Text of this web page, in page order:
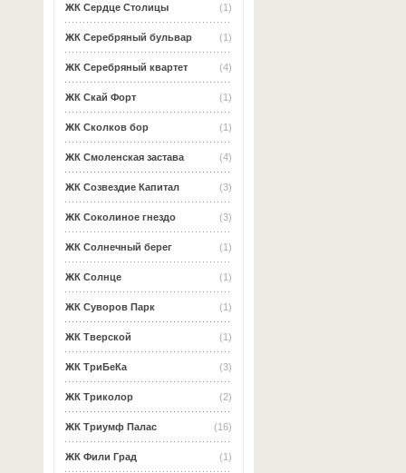
(1)
ЖК Сердце Столицы
(1)
ЖК Серебряный бульвар
(4)
ЖК Серебряный квартет
(1)
ЖК Скай Форт
(1)
ЖК Сколков бор
(4)
ЖК Смоленская застава
(3)
ЖК Созвездие Капитал
(3)
ЖК Соколиное гнездо
(1)
ЖК Солнечный берег
(1)
ЖК Солнце
(1)
ЖК Суворов Парк
(1)
ЖК Тверской
(3)
ЖК ТриБеКа
(2)
ЖК Триколор
(16)
ЖК Триумф Палас
(1)
ЖК Фили Град